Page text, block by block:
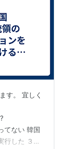
す。 宜しく
てない 韓国
行した ３ビ